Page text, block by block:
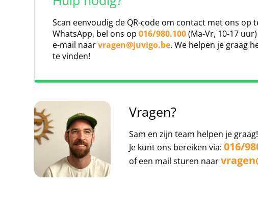
Paardentaal
Paardlezen
Paardenkarakters
Innerlijk leiderschap
Dagindeling:
09:00 Ontbijt (vanaf tweede dag)
13:00 Lunch + verzorging paarden
14:00 Vrije tijd
15:00 Start workshop
18:00 Avondeten
20:00 Kampvuur met wilde verhalen
Deze reis wordt georganiseerd in samenwerking met Wildlife Paddock (Tao
+
−
Je kunt meer gedetailleerde informatie vinden over de
afsluitenhier.
We werken al jaren samen met onze
verzekeringsmaatschappij die oplossingen op
klantenservice en snelle schadeafhandeling hebben
Scan eenvoudig de QR-code om contact met ons op
WhatsApp, bel ons op016/980.100(Ma-Vr, 10-17
e-mail naarvragen@juvigo.be. We helpen je graag
te vinden!
Vragen?
Sam en zijn team helpen je graag!
Je kunt ons bereiken via:016/
of een mail sturen naar